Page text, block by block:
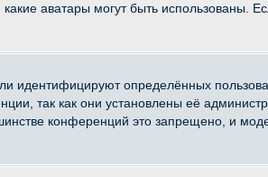
аватары могут быть использованы.
идентифицируют определённых
так как они установлены её
конференций это запрещено, и